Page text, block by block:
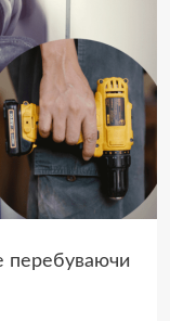
перебуваючи